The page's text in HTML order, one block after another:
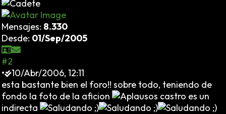
Mensajes: 8.330
Desde: 01/Sep/2005
#2
•
10/Abr/2006, 12:11
esta bastante bien el foro!! sobre todo, teniendo de
fondo la foto de la aficion
castro es un
indirecta